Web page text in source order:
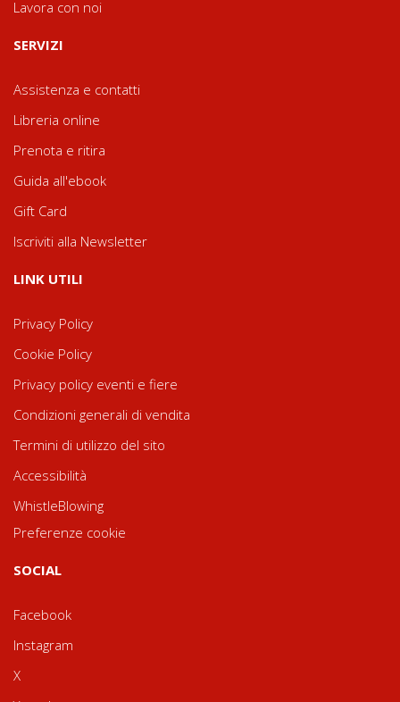
Lavora con noi
SERVIZI
Assistenza e contatti
Libreria online
Prenota e ritira
Guida all'ebook
Gift Card
Iscriviti alla Newsletter
LINK UTILI
Privacy Policy
Cookie Policy
Privacy policy eventi e fiere
Condizioni generali di vendita
Termini di utilizzo del sito
Accessibilità
WhistleBlowing
Preferenze cookie
SOCIAL
Facebook
Instagram
X